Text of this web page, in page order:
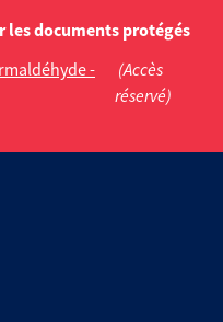
les documents protégés
-
(Accès
réservé)